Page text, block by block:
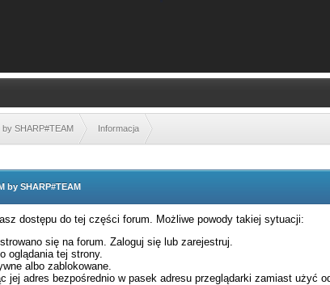
SHARP#TEAM Informacja
by SHARP#TEAM
dostępu do tej części forum. Możliwe powody takiej sytuacji:
się na forum. Zaloguj się lub zarejestruj.
oglądania tej strony.
albo zablokowane.
jej adres bezpośrednio w pasek adresu przeglądarki zamiast użyć